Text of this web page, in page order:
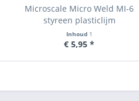
Microscale Micro Weld MI-6
styreen plasticlijm
Inhoud 1
€ 5,95 *